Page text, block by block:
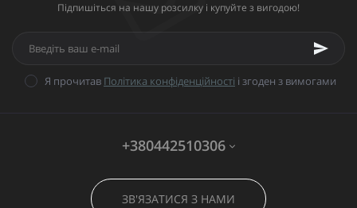
Підпишіться на нашу розсилку і купуйте з вигодою!
Я прочитав Політика конфіденційності і згоден з вимогами
+380442510306
ЗВ'ЯЗАТИСЯ З НАМИ